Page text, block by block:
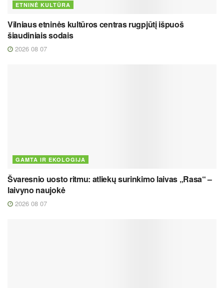
ETNINĖ KULTŪRA
Vilniaus etninės kultūros centras rugpjūtį išpuoš
šiaudiniais sodais
2026 08 07
GAMTA IR EKOLOGIJA
Švaresnio uosto ritmu: atliekų surinkimo laivas „Rasa“ –
laivyno naujokė
2026 08 07